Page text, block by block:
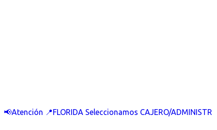
📢Atención 📍FLORIDA Seleccionamos CAJERO/ADMINISTR